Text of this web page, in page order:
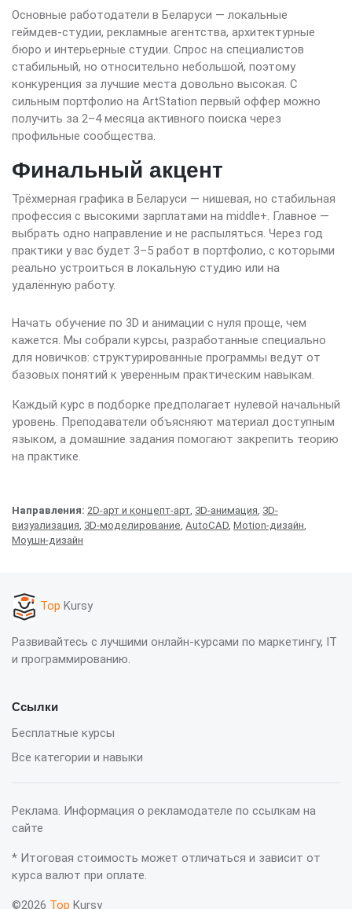
Основные работодатели в Беларуси — локальные
геймдев-студии, рекламные агентства, архитектурные
бюро и интерьерные студии. Спрос на специалистов
стабильный, но относительно небольшой, поэтому
конкуренция за лучшие места довольно высокая. С
сильным портфолио на ArtStation первый оффер можно
получить за 2–4 месяца активного поиска через
профильные сообщества.
Финальный акцент
Трёхмерная графика в Беларуси — нишевая, но стабильная
профессия с высокими зарплатами на middle+. Главное —
выбрать одно направление и не распыляться. Через год
практики у вас будет 3–5 работ в портфолио, с которыми
реально устроиться в локальную студию или на
удалённую работу.
Начать обучение по 3D и анимации с нуля проще, чем
кажется. Мы собрали курсы, разработанные специально
для новичков: структурированные программы ведут от
базовых понятий к уверенным практическим навыкам.
Каждый курс в подборке предполагает нулевой начальный
уровень. Преподаватели объясняют материал доступным
языком, а домашние задания помогают закрепить теорию
на практике.
Направления: 2D-арт и концепт-арт 3D-анимация 3D-
визуализация 3D-моделирование AutoCAD Motion-дизайн
Моушн-дизайн
Top Kursy
Развивайтесь с лучшими онлайн-курсами по маркетингу, IT
и программированию.
Ссылки
Бесплатные курсы
Все категории и навыки
Реклама. Информация о рекламодателе по ссылкам на
сайте
* Итоговая стоимость может отличаться и зависит от
курса валют при оплате.
©2026 Top Kursy